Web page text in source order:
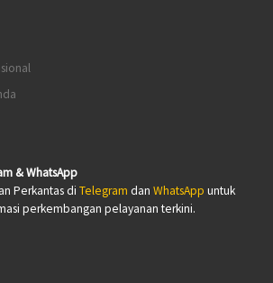
& WhatsApp
Perkantas di Telegram dan WhatsApp untuk
perkembangan pelayanan terkini.